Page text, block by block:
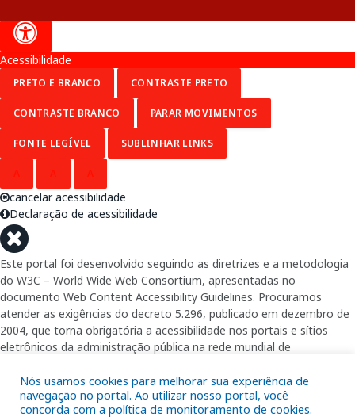
Nós usamos cookies para melhorar sua experiência de
navegação no portal. Ao utilizar nosso portal, você
concorda com a política de monitoramento de cookies.
Acessibilidade
PRETO E BRANCO CONTRASTE PRETO
CONTRASTE BRANCO PARAR MOVIMENTOS
FONTE LEGÍVEL SUBLINHAR LINKS
cancelar acessibilidade
Declaração de acessibilidade
Este portal foi desenvolvido seguindo as diretrizes e a metodologia
do W3C – World Wide Web Consortium, apresentadas no
documento Web Content Accessibility Guidelines. Procuramos
atender as exigências do decreto 5.296, publicado em dezembro de
2004, que torna obrigatória a acessibilidade nos portais e sítios
eletrônicos da administração pública na rede mundial de
garantindo-lhes o pleno acesso aos conteúdos disponíveis.
Além de validações automáticas, foram realizados testes em